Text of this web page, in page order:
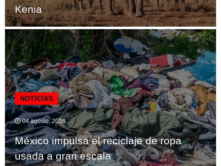
Kenia
NOTICIAS
04 agosto, 2026
México impulsa el reciclaje de ropa
usada a gran escala